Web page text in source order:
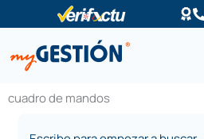
al
contenido
cuadro de mandos